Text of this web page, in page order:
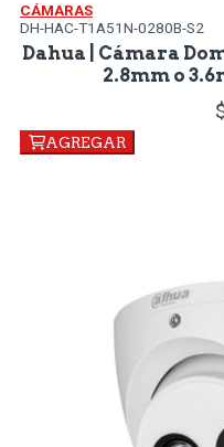
CÁMARAS
DH-HAC-T1A51N-0280B-S2
Dahua | Cámara
2.8mm o
AGREGAR